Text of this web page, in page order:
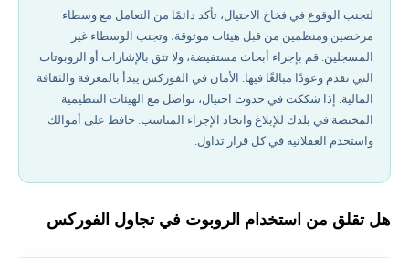
لتجنب الوقوع في فخاخ الاحتيال، تأكد دائمًا من التعامل مع وسطاء
مرخصين ومنظمين من قبل هيئات موثوقة، وتجنب الوسطاء غير
المسجلين. قم بإجراء أبحاث مستفيضة، ولا تثق بالإشارات أو الروبوتات
التي تقدم وعودًا مبالغًا فيها. الأمان في الفوركس يبدأ بالمعرفة والثقافة
المالية. إذا شككت في حدوث احتيال، تواصل مع الهيئات التنظيمية
المختصة في بلدك للإبلاغ واتخاذ الإجراء المناسب. حافظ على أموالك
واستخدم العقلانية في كل قرار تداول.
هل تقلق من استخدام الروبوت في تجاول الفوركس